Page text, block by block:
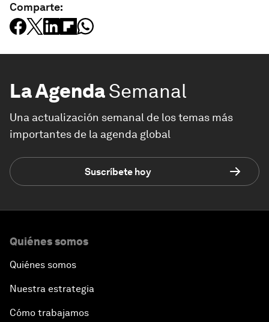
Comparte:
La AgendaSemanal
Una actualización semanal de los temas más
importantes de la agenda global
Suscríbete hoy
Quiénes somos
Quiénes somos
Nuestra estrategia
Cómo trabajamos